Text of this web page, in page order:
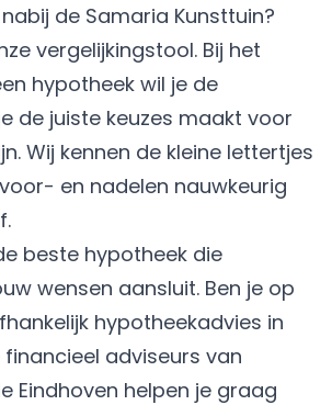
de Samaria Kunsttuin?
vergelijkingstool. Bij het
hypotheek wil je de
de juiste keuzes maakt voor
Wij kennen de kleine lettertjes
en nadelen nauwkeurig
beste hypotheek die
wensen aansluit. Ben je op
hypotheekadvies in
financieel adviseurs van
Eindhoven helpen je graag